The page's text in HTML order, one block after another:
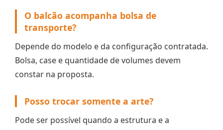
O balcão acompanha bolsa de
transporte?
Depende do modelo e da configuração contratada.
Bolsa, case e quantidade de volumes devem
constar na proposta.
Posso trocar somente a arte?
Pode ser possível quando a estrutura e a